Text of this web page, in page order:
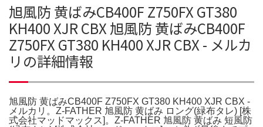
旭風防 黄ばみCB400F Z750FX GT380
KH400 XJR CBX 旭風防 黄ばみCB400F
Z750FX GT380 KH400 XJR CBX - メルカ
リの詳細情報
旭風防 黄ばみCB400F Z750FX GT380 KH400 XJR CBX -
メルカリ。Z-FATHER 旭風防 黄ばみ ロング(緑布タレ) [株
式会社マッドマックス]。Z-FATHER 旭風防 黄ばみ 短風防